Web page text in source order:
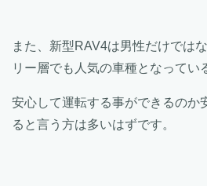
また、新型RAV4は男性だけでは
リー層でも人気の車種となってい
安心して運転する事ができるのか
ると言う方は多いはずです。